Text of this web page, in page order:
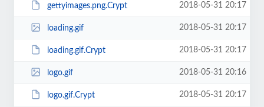
gettyimages.png.Crypt 2018-05-31 20:17
loading.gif 2018-05-31 20:17
loading.gif.Crypt 2018-05-31 20:17
logo.gif 2018-05-31 20:16
logo.gif.Crypt 2018-05-31 20:17